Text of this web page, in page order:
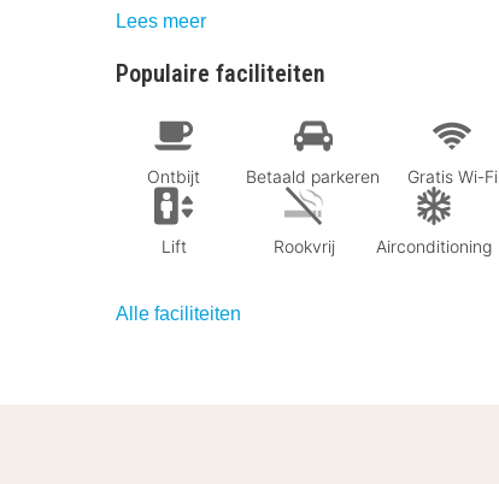
Lees meer
Populaire faciliteiten
Ontbijt Betaald parkeren Gratis Wi-Fi
Lift Rookvrij Airconditioning
Alle faciliteiten